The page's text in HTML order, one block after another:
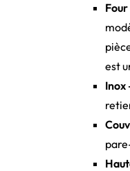
est
Inox